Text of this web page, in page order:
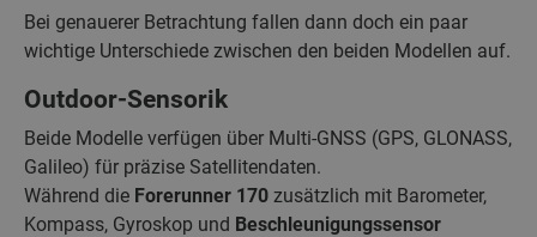
Bei genauerer Betrachtung fallen dann doch ein paar
wichtige Unterschiede zwischen den beiden Modellen auf.
Outdoor-Sensorik
Beide Modelle verfügen über Multi-GNSS (GPS, GLONASS,
Galileo) für präzise Satellitendaten.
Während die Forerunner 170 zusätzlich mit Barometer,
Kompass, Gyroskop und Beschleunigungssensor